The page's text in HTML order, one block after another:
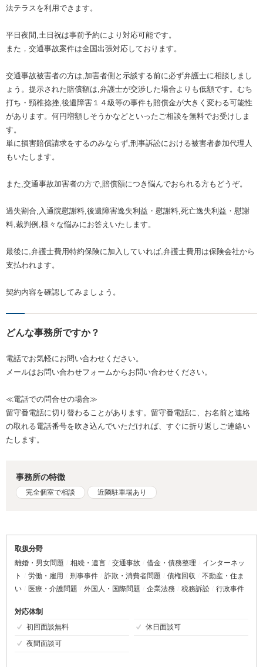
法テラスを利用できます。
平日夜間,土日祝は事前予約により対応可能です。
また，交通事故案件は全国出張対応しております。
交通事故被害者の方は,加害者側と示談する前に必ず弁護士に相談しまし
ょう。提示された賠償額は,弁護士が交渉した場合よりも低額です。むち
打ち・頸椎捻挫,後遺障害１４級等の事件も賠償金が大きく変わる可能性
があります。何円増額しそうかなどといったご相談を無料でお受けしま
す。
単に損害賠償請求をするのみならず,刑事訴訟における被害者参加代理人
もいたします。
また,交通事故加害者の方で,賠償額につき悩んでおられる方もどうぞ。
過失割合,入通院慰謝料,後遺障害逸失利益・慰謝料,死亡逸失利益・慰謝
料,裁判例,様々な悩みにお答えいたします。
最後に,弁護士費用特約保険に加入していれば,弁護士費用は保険会社から
支払われます。
契約内容を確認してみましょう。
どんな事務所ですか？
電話でお気軽にお問い合わせください。
メールはお問い合わせフォームからお問い合わせください。
≪電話での問合せの場合≫
留守番電話に切り替わることがあります。留守番電話に、お名前と連絡
の取れる電話番号を吹き込んでいただければ、すぐに折り返しご連絡い
たします。
事務所の特徴
完全個室で相談 近隣駐車場あり
取扱分野
離婚・男女問題
相続・遺言 交通事故 借金・債務整理
インターネッ
ト
労働・雇用 刑事事件 詐欺・消費者問題 債権回収
不動産・住ま
い
医療・介護問題 外国人・国際問題 企業法務 税務訴訟 行政事件
対応体制
初回面談無料
休日面談可
夜間面談可